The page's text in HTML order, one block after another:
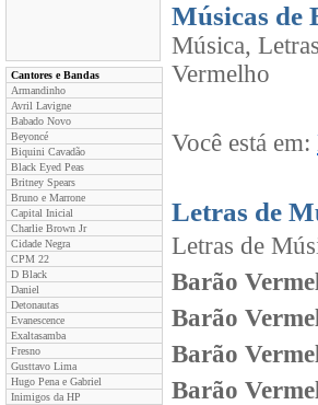
Cantores e Bandas
Armandinho
Avril Lavigne
Babado Novo
Beyoncé
Biquini Cavadão
Black Eyed Peas
Britney Spears
Bruno e Marrone
Capital Inicial
Charlie Brown Jr
Cidade Negra
CPM 22
D Black
Daniel
Detonautas
Evanescence
Exaltasamba
Fresno
Gusttavo Lima
Hugo Pena e Gabriel
Inimigos da HP
Músicas de
Música,
Vermelho
Você está em:
Letras de
Letras de
Barão
Barão
Barão
Barão